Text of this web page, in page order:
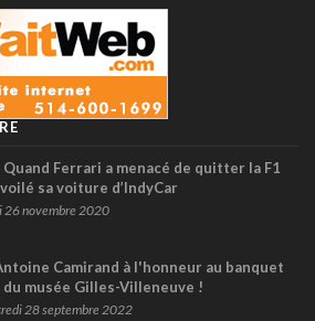
Quand Ferrari a menacé de quitter la F1
sa voiture d’IndyCar
26 novembre 2020
Camirand à l'honneur au banquet
du musée Gilles-Villeneuve !
28 septembre 2022